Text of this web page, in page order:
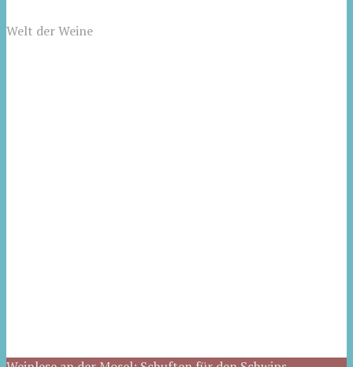
Welt der Weine